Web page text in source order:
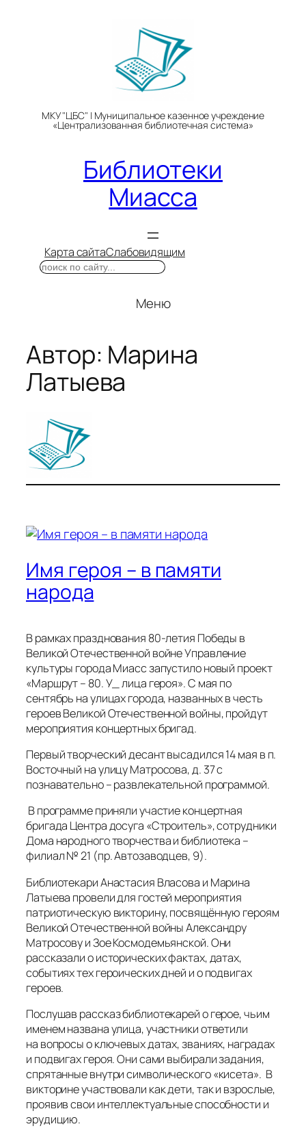
МКУ "ЦБС" | Муниципальное казенное учреждение
«Централизованная библиотечная система»
Библиотеки
Миасса
Карта сайтаСлабовидящим
Поиск
Меню
Автор: Марина
Латыева
Имя героя – в памяти
народа
В рамках празднования 80-летия Победы в
Великой Отечественной войне Управление
культуры города Миасс запустило новый проект
«Маршрут – 80. У_ лица героя». С мая по
сентябрь на улицах города, названных в честь
героев Великой Отечественной войны, пройдут
мероприятия концертных бригад.
Первый творческий десант высадился 14 мая в п.
Восточный на улицу Матросова, д. 37 с
познавательно – развлекательной программой.
В программе приняли участие концертная
бригада Центра досуга «Строитель», сотрудники
Дома народного творчества и библиотека –
филиал № 21 (пр. Автозаводцев, 9).
Библиотекари Анастасия Власова и Марина
Латыева провели для гостей мероприятия
патриотическую викторину, посвящённую героям
Великой Отечественной войны Александру
Матросову и Зое Космодемьянской. Они
рассказали о исторических фактах, датах,
событиях тех героических дней и о подвигах
героев.
Послушав рассказ библиотекарей о герое, чьим
именем названа улица, участники ответили
на вопросы о ключевых датах, званиях, наградах
и подвигах героя. Они сами выбирали задания,
спрятанные внутри символического «кисета». В
викторине участвовали как дети, так и взрослые,
проявив свои интеллектуальные способности и
эрудицию.